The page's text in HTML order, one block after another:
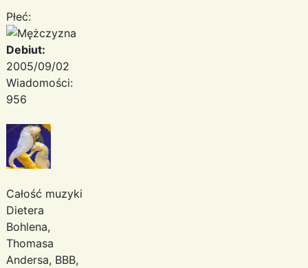
Płeć:
Debiut:
2005/09/02
Wiadomości:
956
Całość muzyki
Dietera
Bohlena,
Thomasa
Andersa, BBB,